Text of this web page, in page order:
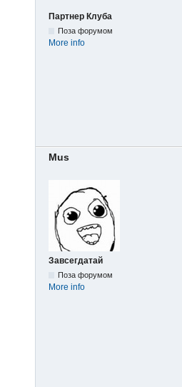
Партнер Клуба
Поза форумом
More info
Mus
Завсегдатай
Поза форумом
More info